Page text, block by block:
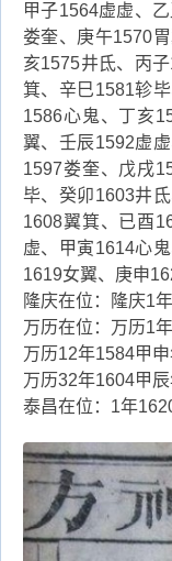
甲子1564虚虚、
娄奎、庚午1570
亥1575井氐、丙
箕、辛巳1581轸
1586心鬼、丁亥
翼、壬辰1592虚
1597娄奎、戊戌
毕、癸卯1603井
1608翼箕、已酉
虚、甲寅1614心
1619女翼、庚申
隆庆在位：隆庆1
万历在位：万历1
万历12年1584甲
万历32年1604甲
泰昌在位：1年